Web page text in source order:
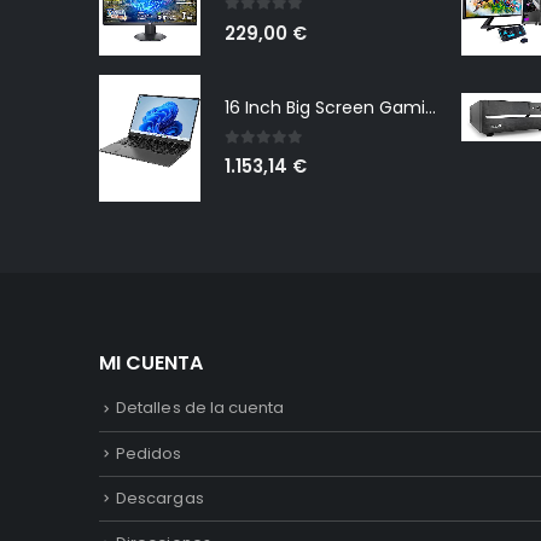
0 out of 5
229,00 €
16 Inch Big Screen Gaming Laptop Windows 11 Pro, Intel i9 12900H GeForce RTX 3060 6G, 64GB DDR4 2TB NVMe, 2.5K IPS 165Hz Notebook Gamer PC Computer, WiFi6 BT5.2, Colorful Backlit Keyboard
0 out of 5
1.153,14 €
MI CUENTA
Detalles de la cuenta
Pedidos
Descargas